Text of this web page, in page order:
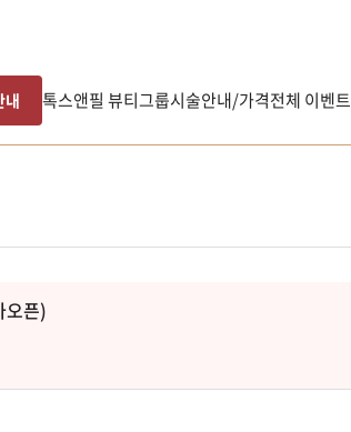
내 톡스앤필 뷰티그룹시술안내/가격전체 이벤트
오픈)